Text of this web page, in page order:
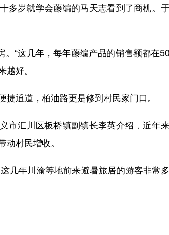
岁就学会藤编的马天志看到了商机。
“这几年，每年藤编产品的销售额都在
好。
通道，柏油路更是修到村民家门口。
汇川区板桥镇副镇长李英介绍，近年
村民增收。
几年川渝等地前来避暑旅居的游客非常